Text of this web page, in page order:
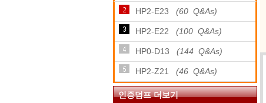
HP2-E23 (60 Q&As)
HP2-E22 (100 Q&As)
HP0-D13 (144 Q&As)
HP2-Z21 (46 Q&As)
인증덤프 더보기